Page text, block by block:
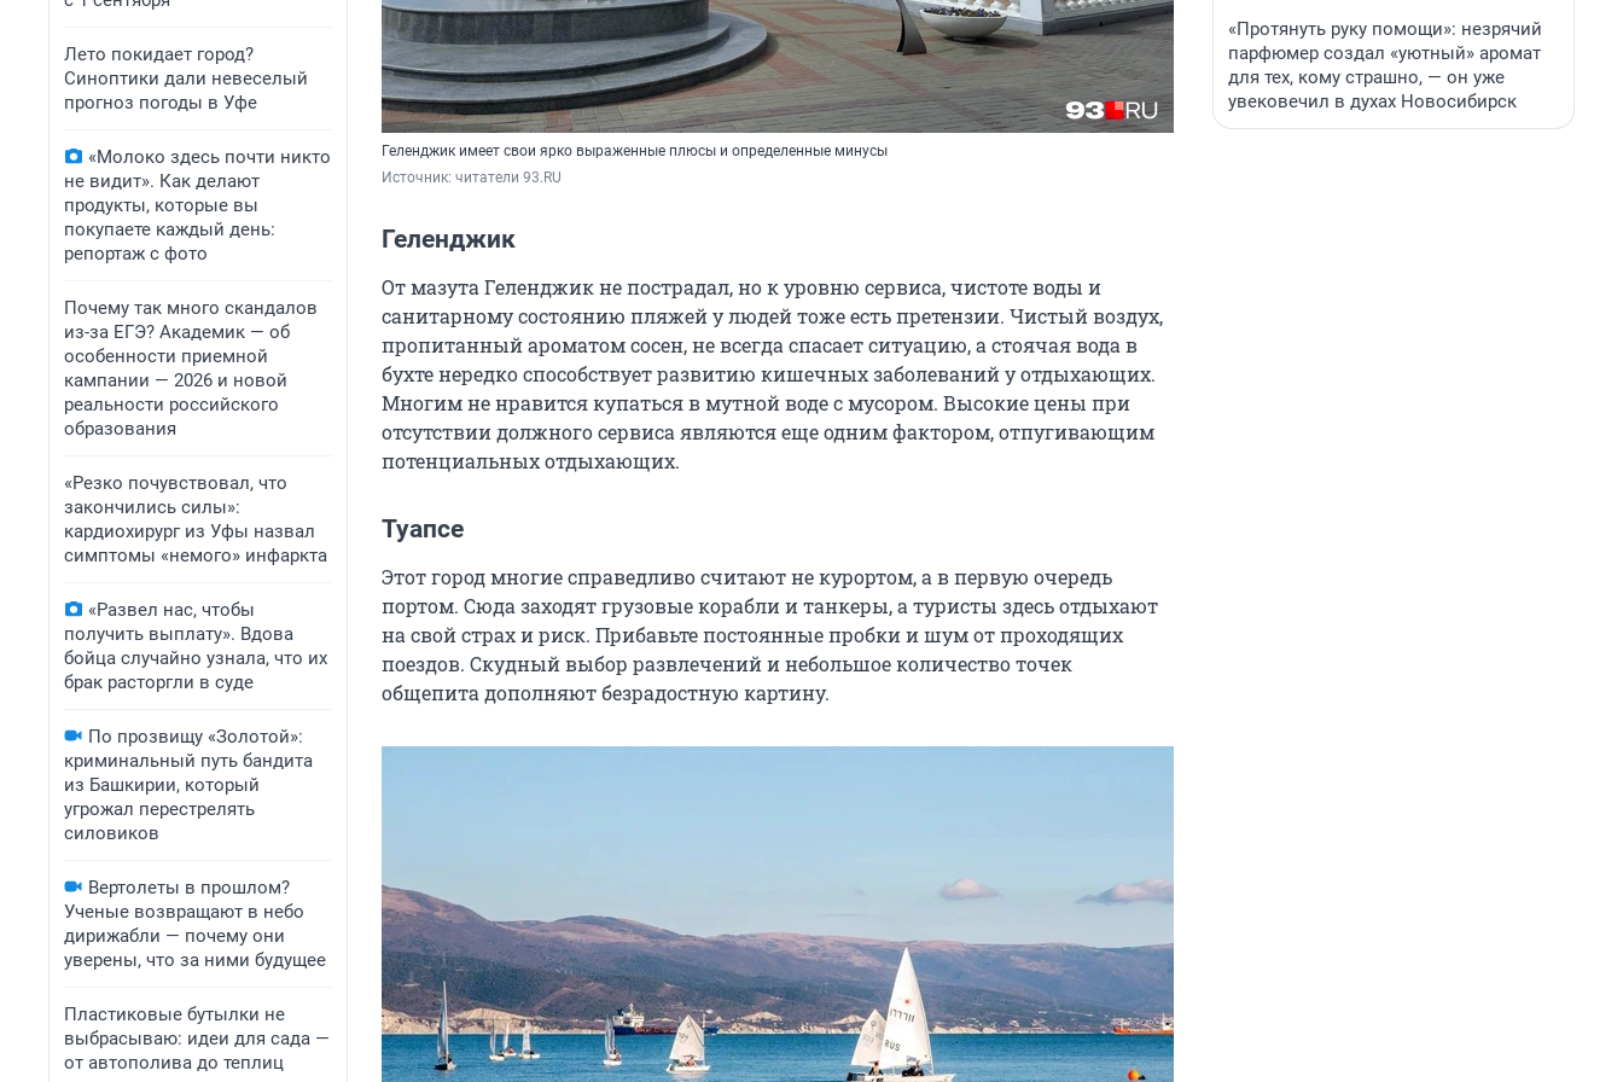
Лето покидает город?
Синоптики дали невеселый
прогноз погоды в Уфе
«Молоко здесь почти никто
не видит». Как делают
продукты, которые вы
покупаете каждый день:
репортаж с фото
Почему так много скандалов
из-за ЕГЭ? Академик — об
особенности приемной
кампании — 2026 и новой
реальности российского
образования
«Резко почувствовал, что
закончились силы»:
кардиохирург из Уфы назвал
симптомы «немого» инфаркта
«Развел нас, чтобы
получить выплату». Вдова
бойца случайно узнала, что их
брак расторгли в суде
По прозвищу «Золотой»:
криминальный путь бандита
из Башкирии, который
угрожал перестрелять
силовиков
Вертолеты в прошлом?
Ученые возвращают в небо
дирижабли — почему они
уверены, что за ними будущее
Пластиковые бутылки не
выбрасываю: идеи для сада —
от автополива до теплиц
Геленджик имеет свои ярко выраженные плюсы и определенные минусы
Источник: читатели 93.RU
Геленджик
От мазута Геленджик не пострадал, но к уровню сервиса, чистоте воды и
санитарному состоянию пляжей у людей тоже есть претензии. Чистый воздух,
пропитанный ароматом сосен, не всегда спасает ситуацию, а стоячая вода в
бухте нередко способствует развитию кишечных заболеваний у отдыхающих.
Многим не нравится купаться в мутной воде с мусором. Высокие цены при
отсутствии должного сервиса являются еще одним фактором, отпугивающим
потенциальных отдыхающих.
Туапсе
Этот город многие справедливо считают не курортом, а в первую очередь
портом. Сюда заходят грузовые корабли и танкеры, а туристы здесь отдыхают
на свой страх и риск. Прибавьте постоянные пробки и шум от проходящих
поездов. Скудный выбор развлечений и небольшое количество точек
общепита дополняют безрадостную картину.
«Протянуть руку помощи»: незрячий
парфюмер создал «уютный» аромат
для тех, кому страшно, — он уже
увековечил в духах Новосибирск